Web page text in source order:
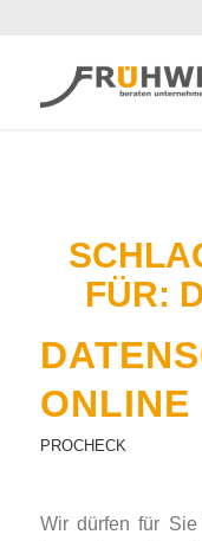
FÜR:
ONLINE
PROCHECK
Wir dürfen für